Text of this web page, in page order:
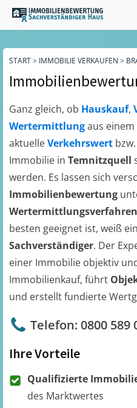
START> IMMOBILIE VERKAUFEN >
Ganz gleich, ob Hauskauf,
Wertermittlungaus
aktuelleVerkehrswert bzw.
Immobilie in Temnitzquell
werden. Es lassen sich
Immobilienbewertung
Wertermittlungsverfahren
besten geeignet ist, weiß ein
Sachverständiger. Der
einer Immobilie objektiv
Immobilienkauf, führt
und erstellt fundierte
Telefon: 0800 589
Ihre Vorteile
Qualifizierte
des Marktwertes